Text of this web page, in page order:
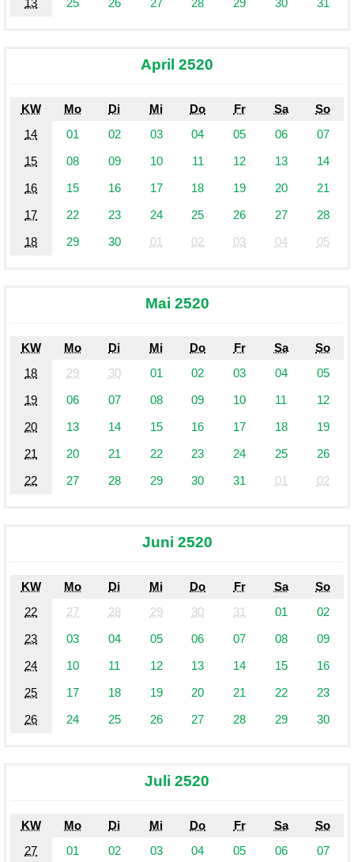
13 25 26 27 28 29 30 31
April 2520
KW Mo Di Mi Do Fr Sa
So
14
01 02 03 04 05 06
07
15
08 09 10 11 12 13
14
16
15 16 17 18 19 20
21
17
22 23 24 25 26 27
28
18
29 30 01 02 03 04 05
Mai 2520
KW Mo Di Mi Do Fr Sa
So
18
29 30 01 02 03 04
05
19
06 07 08 09 10 11
12
20
13 14 15 16 17 18
19
21
20 21 22 23 24 25
26
22
27 28 29 30 31 01 02
Juni 2520
KW Mo Di Mi Do Fr Sa
So
22
27 28 29 30 31 01
02
23
03 04 05 06 07 08
09
24
10 11 12 13 14 15
16
25
17 18 19 20 21 22
23
26
24 25 26 27 28 29 30
Juli 2520
KW Mo Di Mi Do Fr Sa
So
27
01 02 03 04 05 06
07